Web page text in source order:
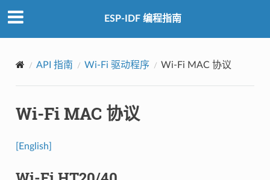
ESP-IDF 编程指南
API 指南 Wi-Fi 驱动程序 Wi-Fi MAC 协议
Wi-Fi MAC 协议
[English]